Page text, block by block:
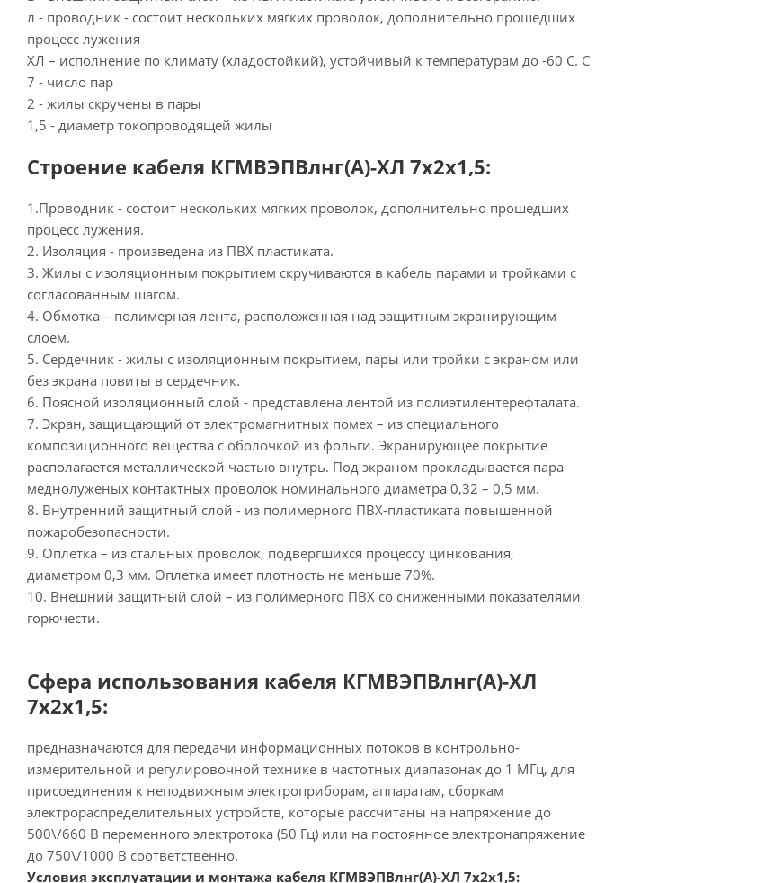
л - проводник - состоит нескольких мягких проволок, дополнительно прошедших
процесс лужения
ХЛ – исполнение по климату (хладостойкий), устойчивый к температурам до -60 С. С
7 - число пар
2 - жилы скручены в пары
1,5 - диаметр токопроводящей жилы
Строение кабеля КГМВЭПВлнг(А)-ХЛ 7х2х1,5:
1.Проводник - состоит нескольких мягких проволок, дополнительно прошедших
процесс лужения.
2. Изоляция - произведена из ПВХ пластиката.
3. Жилы с изоляционным покрытием скручиваются в кабель парами и тройками с
согласованным шагом.
4. Обмотка – полимерная лента, расположенная над защитным экранирующим
слоем.
5. Сердечник - жилы с изоляционным покрытием, пары или тройки с экраном или
без экрана повиты в сердечник.
6. Поясной изоляционный слой - представлена лентой из полиэтилентерефталата.
7. Экран, защищающий от электромагнитных помех – из специального
композиционного вещества с оболочкой из фольги. Экранирующее покрытие
располагается металлической частью внутрь. Под экраном прокладывается пара
меднолуженых контактных проволок номинального диаметра 0,32 – 0,5 мм.
8. Внутренний защитный слой - из полимерного ПВХ-пластиката повышенной
пожаробезопасности.
9. Оплетка – из стальных проволок, подвергшихся процессу цинкования,
диаметром 0,3 мм. Оплетка имеет плотность не меньше 70%.
10. Внешний защитный слой – из полимерного ПВХ со сниженными показателями
горючести.
Сфера использования кабеля КГМВЭПВлнг(А)-ХЛ
7х2х1,5:
предназначаются для передачи информационных потоков в контрольно-
измерительной и регулировочной технике в частотных диапазонах до 1 МГц, для
присоединения к неподвижным электроприборам, аппаратам, сборкам
электрораспределительных устройств, которые рассчитаны на напряжение до
500\/660 В переменного электротока (50 Гц) или на постоянное электронапряжение
до 750\/1000 В соответственно.
Условия эксплуатации и монтажа кабеля КГМВЭПВлнг(А)-ХЛ 7х2х1,5: